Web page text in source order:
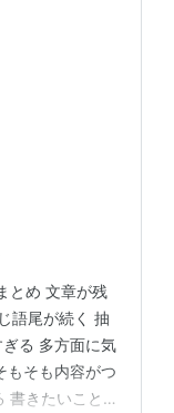
とめ 文章が残
語尾が続く 抽
る 多方面に気
もそも内容がつ
書きたいことを